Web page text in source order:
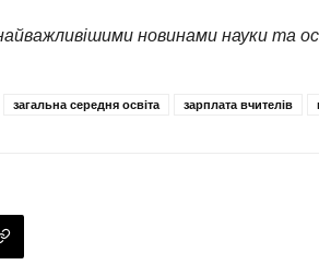
новинами науки та
загальна середня освіта зарплата вчителів